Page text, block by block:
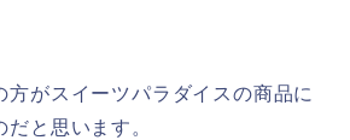
方がスイーツパラダイスの商品に
と思います。